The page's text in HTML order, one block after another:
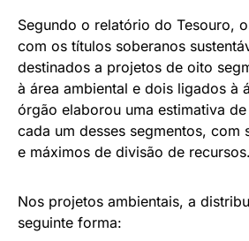
Segundo o relatório do Tesouro,
com os títulos soberanos
destinados a projetos de oito
à área ambiental e dois ligados à
órgão elaborou uma estimativa
cada um desses segmentos, com
e máximos de divisão de recursos.
Nos projetos ambientais, a
seguinte forma: